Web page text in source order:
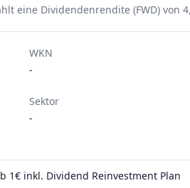
eine Dividendenrendite (FWD) von
WKN
-
Sektor
-
1€ inkl. Dividend Reinvestment Plan